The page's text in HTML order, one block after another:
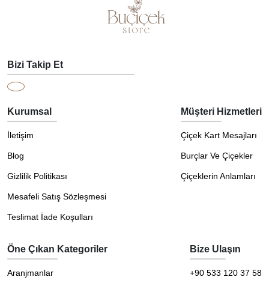
Bizi Takip Et
Kurumsal
İletişim
Blog
Gizlilik Politikası
Mesafeli Satış Sözleşmesi
Teslimat İade Koşulları
Müşteri Hizmetleri
Çiçek Kart Mesajları
Burçlar Ve Çiçekler
Çiçeklerin Anlamları
Öne Çıkan Kategoriler
Aranjmanlar
Bize Ulaşın
+90 533 120 37 58